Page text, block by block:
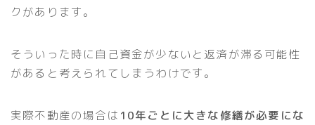
クがあります。
そういった時に自己資金が少ないと返済が滞る可能性
があると考えられてしまうわけです。
実際不動産の場合は 10年ごとに大きな修繕が必要にな